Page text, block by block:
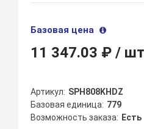
Базовая цена
11 347.03 ₽/
Артикул
SPH808KHDZ
Базовая единица 779
Возможность заказа
Есть